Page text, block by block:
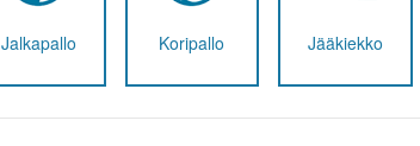
Jalkapallo Koripallo Jääkiekko